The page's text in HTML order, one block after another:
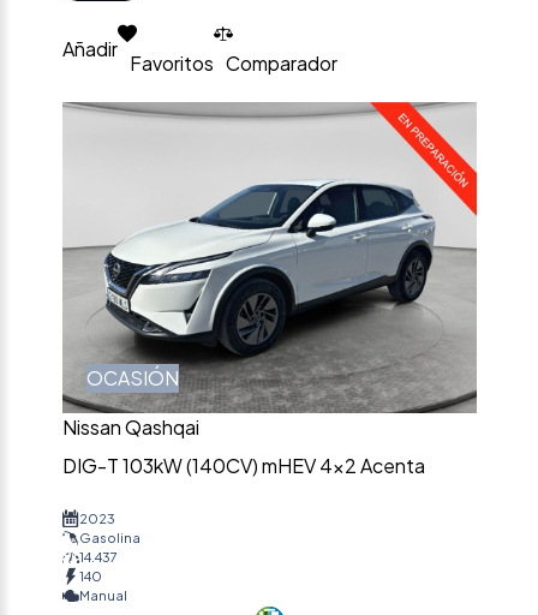
Añadir
Favoritos Comparador
OCASIÓN
Nissan Qashqai
DIG-T 103kW (140CV) mHEV 4×2 Acenta
2023
Gasolina
14.437
140
Manual